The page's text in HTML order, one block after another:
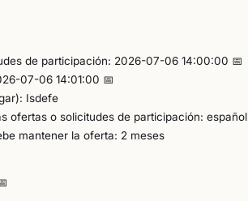
de participación: 2026-07-06 14:00:00 📅
07-06 14:01:00 📅
Isdefe
ofertas o solicitudes de participación: español
mantener la oferta: 2 meses